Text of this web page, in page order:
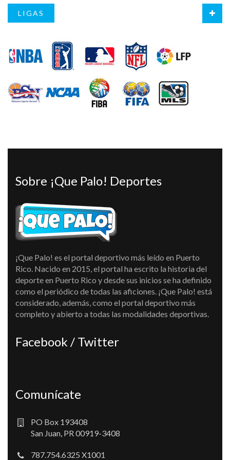
LIGAS
Sobre ¡Que Palo! Deportes
¡Que Palo! es el portal deportivo más leído en Puerto
Rico. Nacido en 2015, el portal ha escrito la historia del
deporte en Puerto Rico y desde sus inicios se ha definido
como el periódico de todas las aficiones. ¡Que Palo! está
considerado, además, como el portal deportivo más
completo y abierto a todas las modalidades deportivas.
Facebook / Twitter
Comunícate
PO Box 193408
San Juan, PR 00919-3408
787.754.6325 X1001